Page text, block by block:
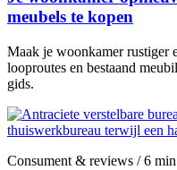
meubels te kopen
Maak je woonkamer rustiger
looproutes en bestaand
gids.
Consument & reviews / 6